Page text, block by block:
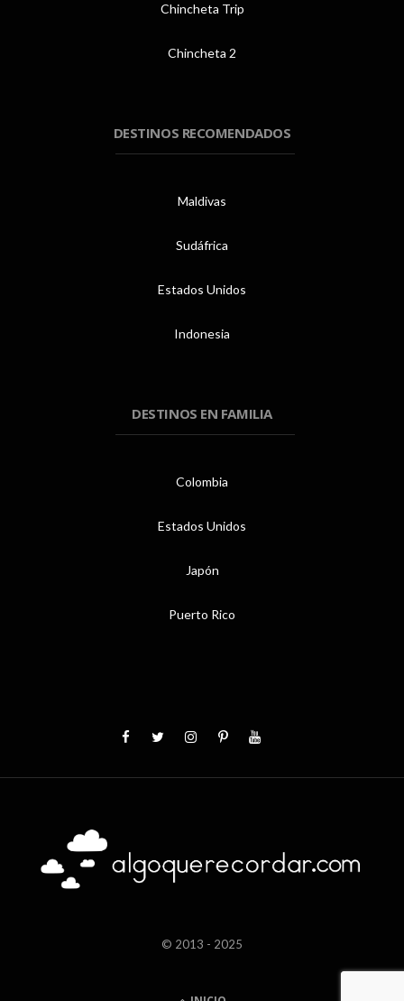
Chincheta Trip
Chincheta 2
DESTINOS RECOMENDADOS
Maldivas
Sudáfrica
Estados Unidos
Indonesia
DESTINOS EN FAMILIA
Colombia
Estados Unidos
Japón
Puerto Rico
© 2013 - 2025